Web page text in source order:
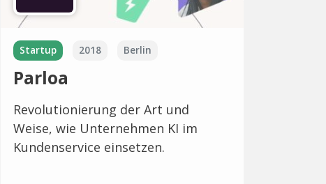
Startup 2018 Berlin
Parloa
Revolutionierung der Art und
Weise, wie Unternehmen KI im
Kundenservice einsetzen.